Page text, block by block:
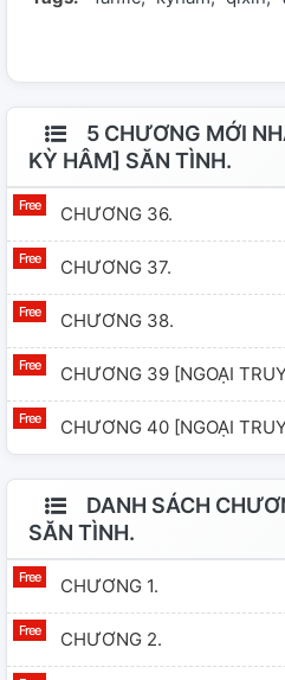
5 CHƯƠNG MỚI
KỲ HÂM] SĂN TÌNH.
CHƯƠNG 36.
CHƯƠNG 37.
CHƯƠNG 38.
CHƯƠNG 39 [NGOẠI
CHƯƠNG 40 [NGOẠI
DANH SÁCH
SĂN TÌNH.
CHƯƠNG 1.
CHƯƠNG 2.